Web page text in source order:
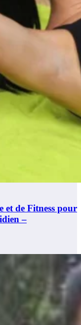
et de Fitness pour
–